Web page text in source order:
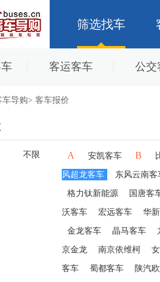
筛选找车
客运客车 公交
车导购> 客车报价
不限 A 安凯客车 B
风超龙客车 东风云南客
格力钛新能源 国唐客
沃客车 宏远客车 华
金龙客车 晶马客车
京金龙 南京依维柯
客车 蜀都客车 陕汽